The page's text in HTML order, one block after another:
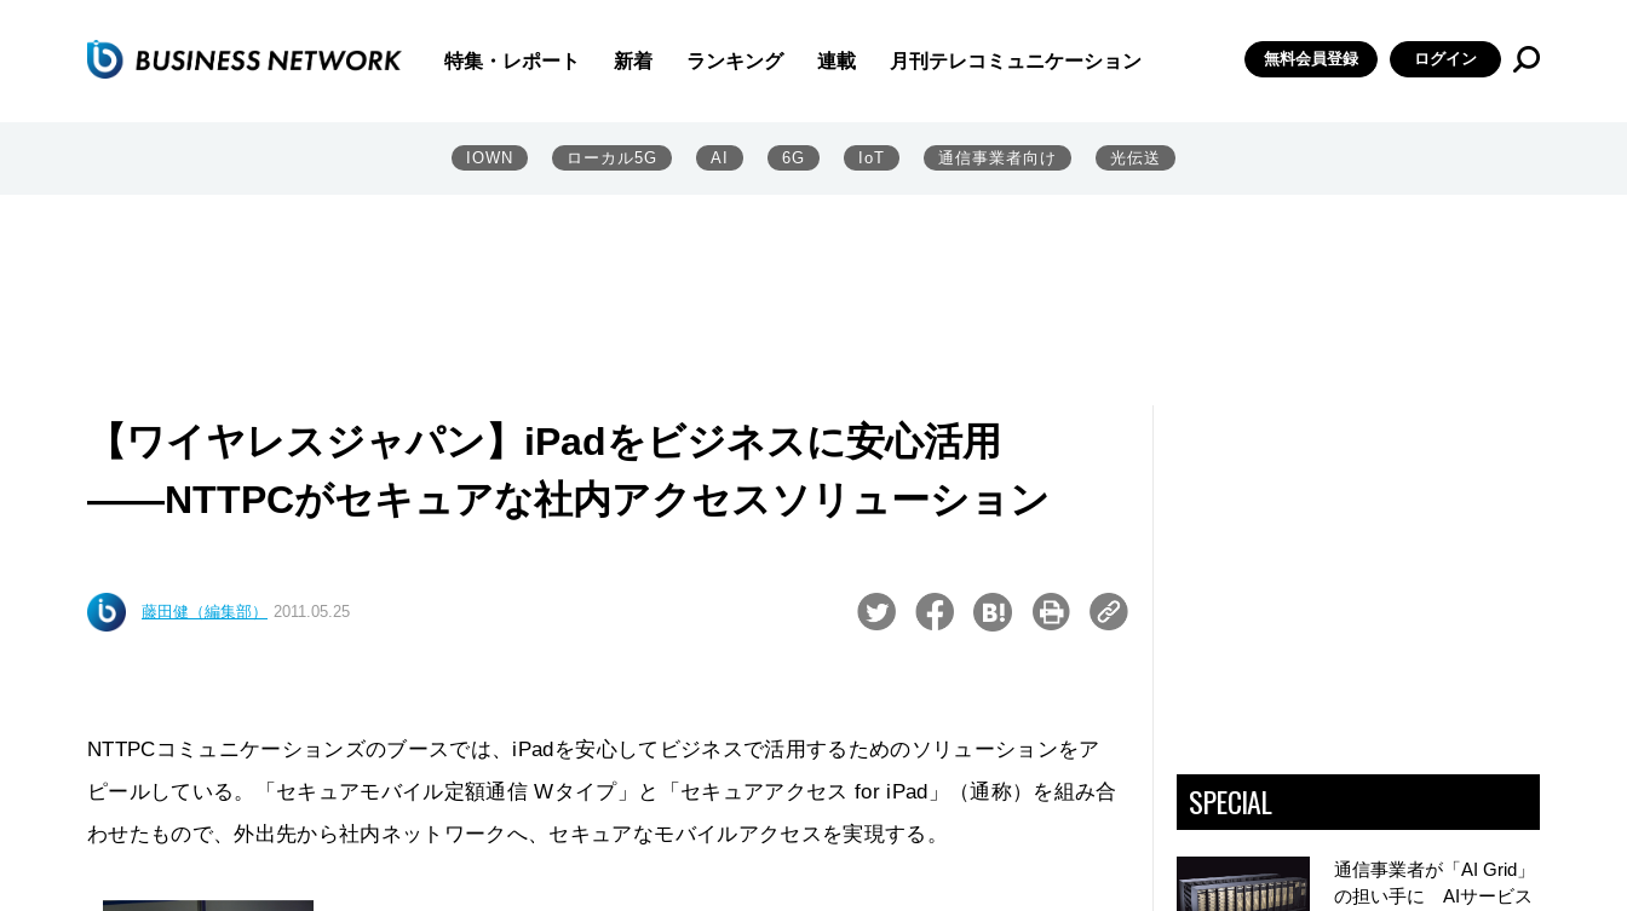
特集・レポート 新着 ランキング 連載 月刊テレコミュニケーション 無料会員登録 ログイン
IOWN ローカル5G AI 6G IoT 通信事業者向け 光伝送
【ワイヤレスジャパン】iPadをビジネスに安心活用
――NTTPCがセキュアな社内アクセスソリューション
藤田健（編集部） 2011.05.25
NTTPCコミュニケーションズのブースでは、iPadを安心してビジネスで活用するためのソリューションをア
ピールしている。「セキュアモバイル定額通信 Wタイプ」と「セキュアアクセス for iPad」（通称）を組み合
わせたもので、外出先から社内ネットワークへ、セキュアなモバイルアクセスを実現する。
SPECIAL
通信事業者が「AI Grid」
の担い手に AIサービス